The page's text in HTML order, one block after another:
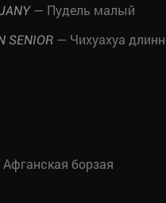
— Пудель малый
SENIOR — Чихуахуа
борзая